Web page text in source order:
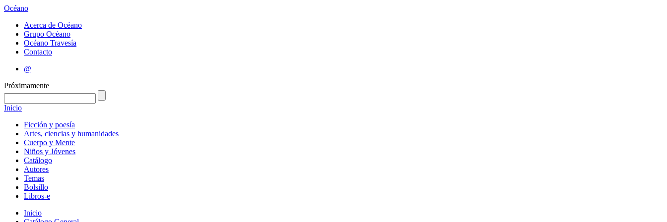
Océano
Acerca de Océano
Grupo Océano
Océano Travesía
Contacto
@
Próximamente
Inicio
Ficción y poesía
Artes, ciencias y humanidades
Cuerpo y Mente
Niños y Jóvenes
Catálogo
Autores
Temas
Bolsillo
Libros-e
Inicio